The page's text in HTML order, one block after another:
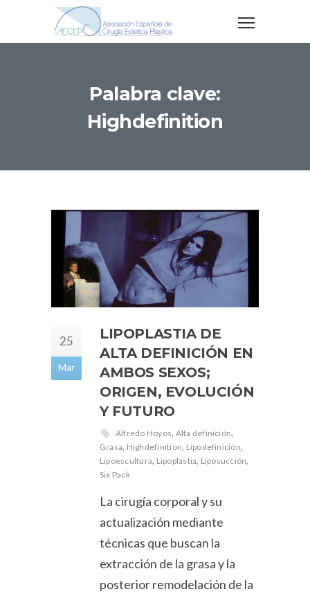
Palabra clave:
Highdefinition
25
Mar
LIPOPLASTIA DE
ALTA DEFINICIÓN EN
AMBOS SEXOS;
ORIGEN, EVOLUCIÓN
Y FUTURO
Alfredo Hoyos Alta definición
Grasa Highdefinition Lipodefinición
Lipoescultura Lipoplastia Liposucción
Six Pack
La cirugía corporal y su
actualización mediante
técnicas que buscan la
extracción de la grasa y la
posterior remodelación de la